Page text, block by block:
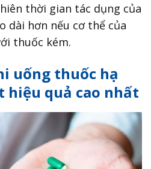
thời gian tác dụng của
dài hơn nếu cơ thể của
thuốc kém.
uống thuốc hạ
hiệu quả cao nhất